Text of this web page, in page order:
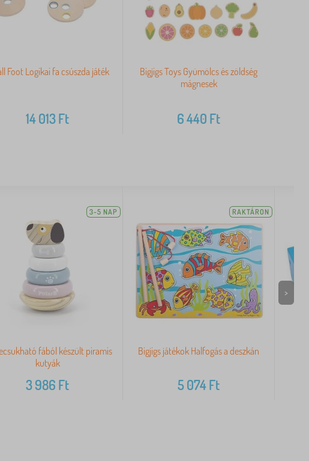
Foot Logikai fa csúszda játék
14 013Ft
Bigjigs Toys Gyümölcs és zöldség
mágnesek
6 440 Ft
3-5 NAP
fából készült piramis
kutyák
3 986 Ft
RAKTÁRON
Bigjigs játékok Halfogás a deszkán
5 074Ft
>